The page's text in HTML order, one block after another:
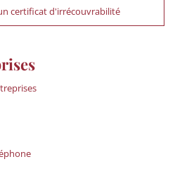
certificat d'irrécouvrabilité